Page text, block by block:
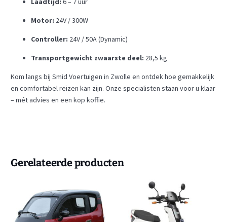
Motor: 24V / 300W
Controller: 24V / 50A (Dynamic)
Transportgewicht zwaarste deel: 28,5 kg
Kom langs bij Smid Voertuigen in Zwolle en ontdek hoe gemakkelijk
en comfortabel reizen kan zijn. Onze specialisten staan voor u klaar
– mét advies en een kop koffie.
Gerelateerde producten